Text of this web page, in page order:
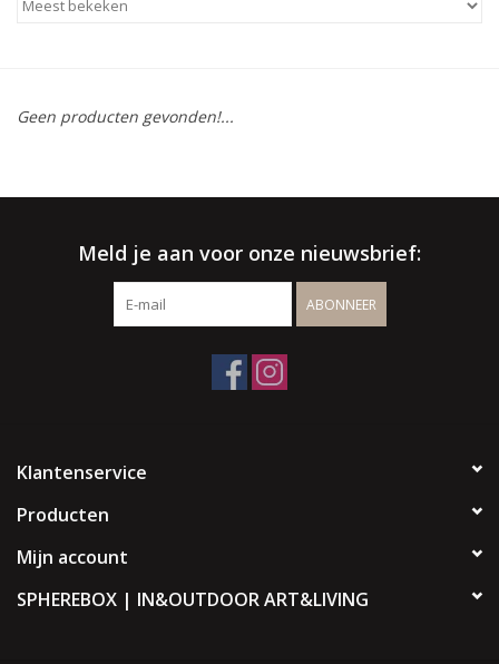
OUTLET
Geen producten gevonden!...
Meld je aan voor onze nieuwsbrief:
ABONNEER
Klantenservice
Producten
Mijn account
SPHEREBOX | IN&OUTDOOR ART&LIVING